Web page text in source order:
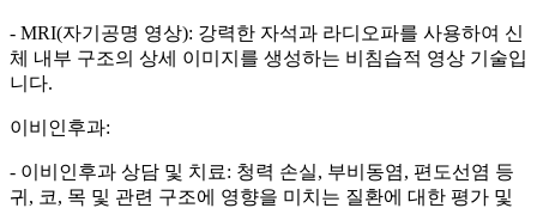
- MRI(자기공명 영상): 강력한 자석과 라디오파를 사용하여 신
체 내부 구조의 상세 이미지를 생성하는 비침습적 영상 기술입
니다.
이비인후과:
- 이비인후과 상담 및 치료: 청력 손실, 부비동염, 편도선염 등
귀, 코, 목 및 관련 구조에 영향을 미치는 질환에 대한 평가 및